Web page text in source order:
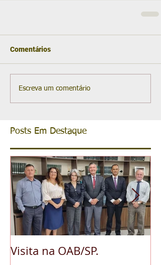
Comentários
Escreva um comentário
Posts Em Destaque
Visita na OAB/SP.